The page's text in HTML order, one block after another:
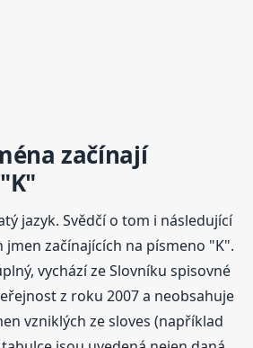
začínají
jazyk. Svědčí o tom i následující
začínajících na písmeno "K".
vychází ze Slovníku spisovné
z roku 2007 a neobsahuje
vzniklých ze sloves (například